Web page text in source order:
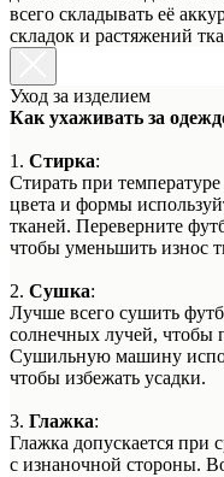
всего складывать её
складок и растяжений
Уход за изделием
Как ухаживать за
1. Стирка:
Стирать при
цвета и формы
тканей. Переверните
чтобы уменьшить износ
2. Сушка:
Лучше всего сушить
солнечных лучей, чтобы
Сушильную машину
чтобы избежать усадки.
3. Глажка:
Глажка допускается при
с изнаночной стороны.